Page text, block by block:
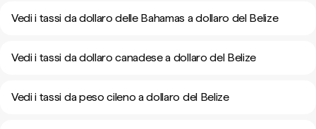
Vedi i tassi da dollaro delle Bahamas a dollaro del Belize
Vedi i tassi da dollaro canadese a dollaro del Belize
Vedi i tassi da peso cileno a dollaro del Belize